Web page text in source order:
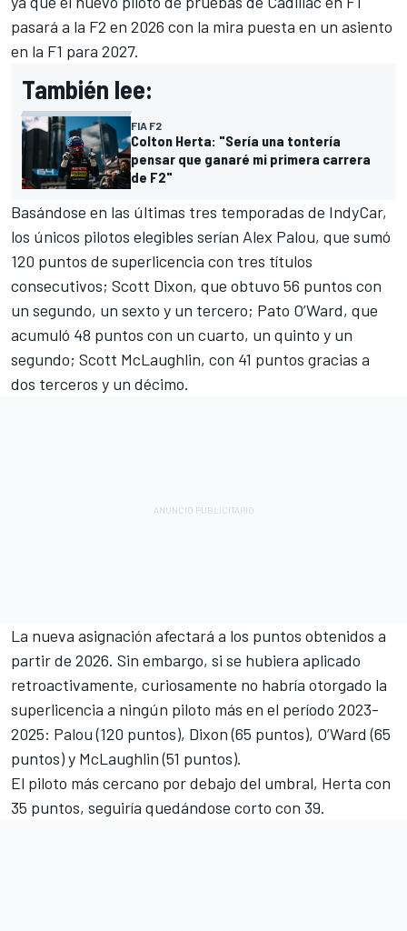
pasará a la F2 en 2026 con la mira puesta en un asiento
en la F1 para 2027.
También lee:
FIA F2
Colton Herta: "Sería una tontería
pensar que ganaré mi primera carrera
de F2"
Basándose en las últimas tres temporadas de IndyCar,
los únicos pilotos elegibles serían Alex Palou, que sumó
120 puntos de superlicencia con tres títulos
consecutivos; Scott Dixon, que obtuvo 56 puntos con
un segundo, un sexto y un tercero; Pato O’Ward, que
acumuló 48 puntos con un cuarto, un quinto y un
segundo; Scott McLaughlin, con 41 puntos gracias a
dos terceros y un décimo.
La nueva asignación afectará a los puntos obtenidos a
partir de 2026. Sin embargo, si se hubiera aplicado
retroactivamente, curiosamente no habría otorgado la
superlicencia a ningún piloto más en el período 2023-
2025: Palou (120 puntos), Dixon (65 puntos), O’Ward (65
puntos) y McLaughlin (51 puntos).
El piloto más cercano por debajo del umbral, Herta con
35 puntos, seguiría quedándose corto con 39.